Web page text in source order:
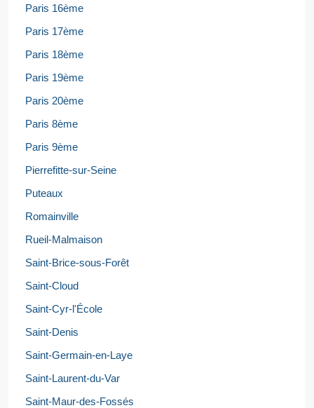
Paris 16ème
Paris 17ème
Paris 18ème
Paris 19ème
Paris 20ème
Paris 8ème
Paris 9ème
Pierrefitte-sur-Seine
Puteaux
Romainville
Rueil-Malmaison
Saint-Brice-sous-Forêt
Saint-Cloud
Saint-Cyr-l'École
Saint-Denis
Saint-Germain-en-Laye
Saint-Laurent-du-Var
Saint-Maur-des-Fossés